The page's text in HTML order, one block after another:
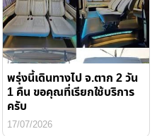
พรุ่งนี้เดินทางไป จ.ตาก 2 วัน
1 คืน ขอคุณที่เรียกใช้บริการ
ครับ
17/07/2026